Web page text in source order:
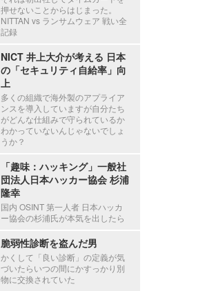
押せないことからはじまった。
NITTAN vs ランサムウェア 戦い全
記録
NICT 井上大介が考える 日本
の「セキュリティ自給率」向
上
多くの組織で海外製のアプライア
ンスを導入していますが自分たち
がどんな仕組みで守られているか
わかっていないんじゃないでしょ
うか？
「趣味：ハッキング」一般社
団法人日本ハッカー協会 杉浦
隆幸
国内 OSINT 第一人者 日本ハッカ
ー協会の杉浦氏が本気を出したら
脆弱性診断を盗んだ男
かくして「良い診断」の定義が気
づいたらいつの間にかすっかり別
物に交換されていた